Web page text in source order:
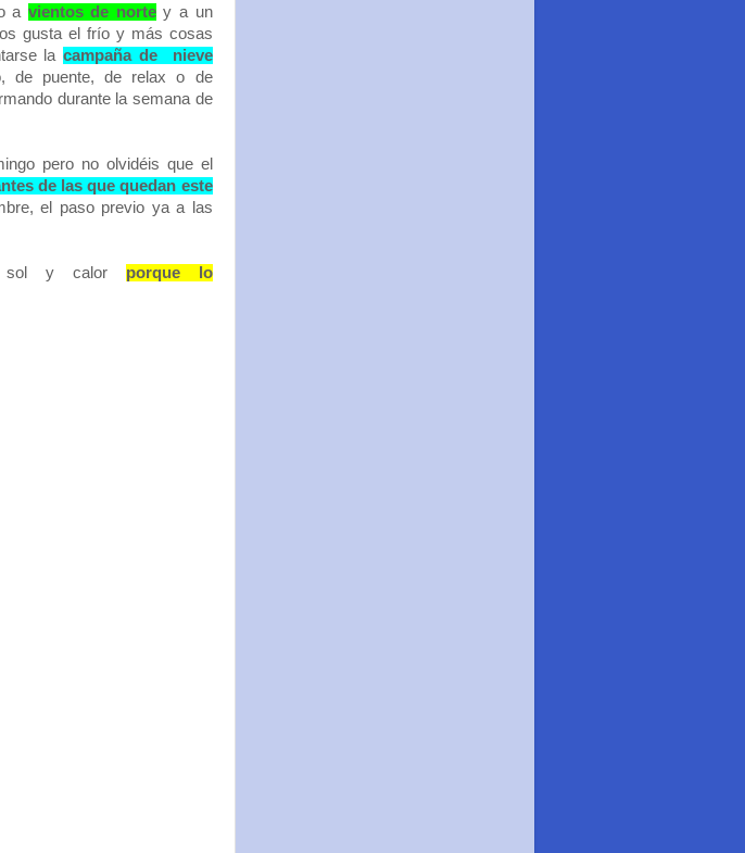
a vientos de nortey a un
gusta el frío y más cosas
lacampaña de nieve
de puente, de relax o de
durante la semana de
pero no olvidéis que el
de las que quedan este
el paso previo ya a las
sol y calor porque lo